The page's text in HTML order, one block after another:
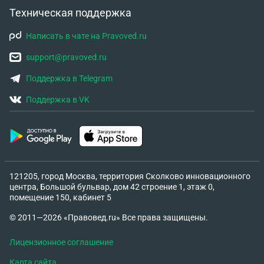
Техническая поддержка
Написать в чате на Pravoved.ru
support@pravoved.ru
Поддержка в Telegram
Поддержка в VK
121205, город Москва, территория Сколково инновационного
центра, Большой бульвар, дом 42 строение 1, этаж 0,
помещение 150, кабинет 5
© 2011—2026 «Правовед.ru» Все права защищены.
Лицензионное соглашение